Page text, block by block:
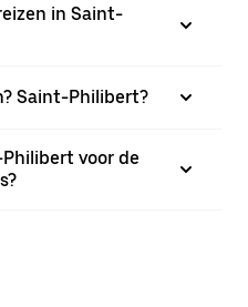
in Saint-
Saint-Philibert?
voor de